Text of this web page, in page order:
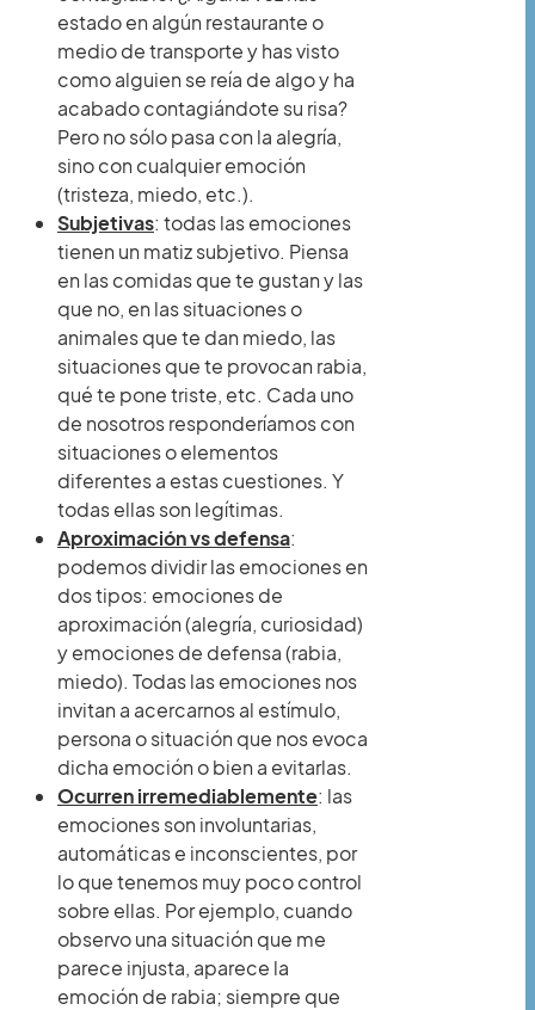
estado en algún restaurante o
medio de transporte y has visto
como alguien se reía de algo y ha
acabado contagiándote su risa?
Pero no sólo pasa con la alegría,
sino con cualquier emoción
(tristeza, miedo, etc.).
Subjetivas: todas las emociones
tienen un matiz subjetivo. Piensa
en las comidas que te gustan y las
que no, en las situaciones o
animales que te dan miedo, las
situaciones que te provocan rabia,
qué te pone triste, etc. Cada uno
de nosotros responderíamos con
situaciones o elementos
diferentes a estas cuestiones. Y
todas ellas son legítimas.
Aproximación vs defensa:
podemos dividir las emociones en
dos tipos: emociones de
aproximación (alegría, curiosidad)
y emociones de defensa (rabia,
miedo). Todas las emociones nos
invitan a acercarnos al estímulo,
persona o situación que nos evoca
dicha emoción o bien a evitarlas.
Ocurren irremediablemente: las
emociones son involuntarias,
automáticas e inconscientes, por
lo que tenemos muy poco control
sobre ellas. Por ejemplo, cuando
observo una situación que me
parece injusta, aparece la
emoción de rabia; siempre que